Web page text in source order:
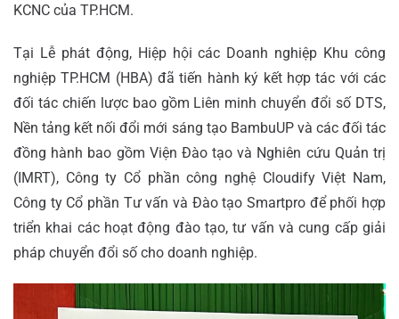
KCNC của TP.HCM.
Tại Lễ phát động, Hiệp hội các Doanh nghiệp Khu công
nghiệp TP.HCM (HBA) đã tiến hành ký kết hợp tác với các
đối tác chiến lược bao gồm Liên minh chuyển đổi số DTS,
Nền tảng kết nối đổi mới sáng tạo BambuUP và các đối tác
đồng hành bao gồm Viện Đào tạo và Nghiên cứu Quản trị
(IMRT), Công ty Cổ phần công nghệ Cloudify Việt Nam,
Công ty Cổ phần Tư vấn và Đào tạo Smartpro để phối hợp
triển khai các hoạt động đào tạo, tư vấn và cung cấp giải
pháp chuyển đổi số cho doanh nghiệp.